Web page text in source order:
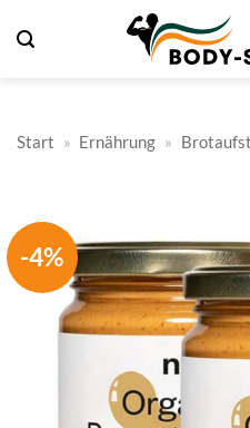
Inhalt
Start » Ernährung »
-4%